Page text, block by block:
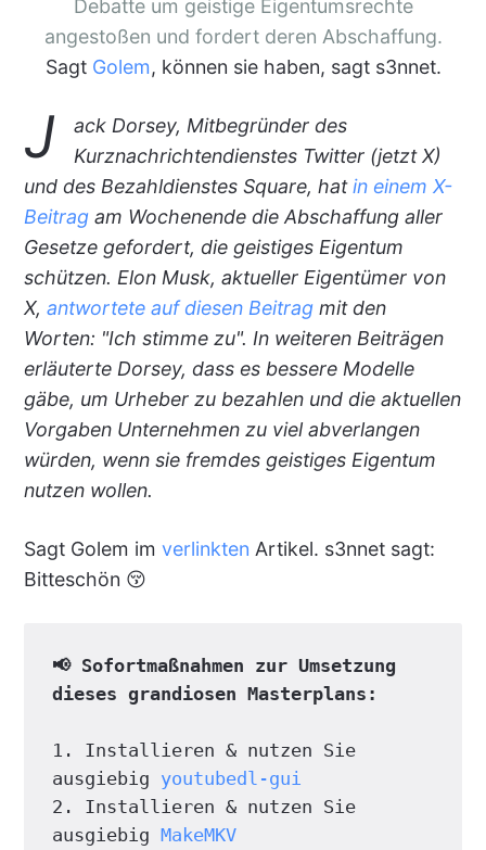
Debatte um geistige Eigentumsrechte
angestoßen und fordert deren Abschaffung.
Sagt Golem, können sie haben, sagt s3nnet.
J
ack Dorsey, Mitbegründer des
Kurznachrichtendienstes Twitter (jetzt X)
und des Bezahldienstes Square, hatin einem X-
Beitragam Wochenende die Abschaffung aller
Gesetze gefordert, die geistiges Eigentum
schützen. Elon Musk, aktueller Eigentümer von
X, antwortete auf diesen Beitragmit den
Worten: "Ich stimme zu". In weiteren Beiträgen
erläuterte Dorsey, dass es bessere Modelle
gäbe, um Urheber zu bezahlen und die aktuellen
Vorgaben Unternehmen zu viel abverlangen
würden, wenn sie fremdes geistiges Eigentum
nutzen wollen.
Sagt Golem im verlinkten Artikel. s3nnet sagt:
Bitteschön 😚
📢 Sofortmaßnahmen zur Umsetzung
dieses grandiosen Masterplans:
1. Installieren & nutzen Sie
ausgiebig youtubedl-gui
2. Installieren & nutzen Sie
ausgiebig MakeMKV